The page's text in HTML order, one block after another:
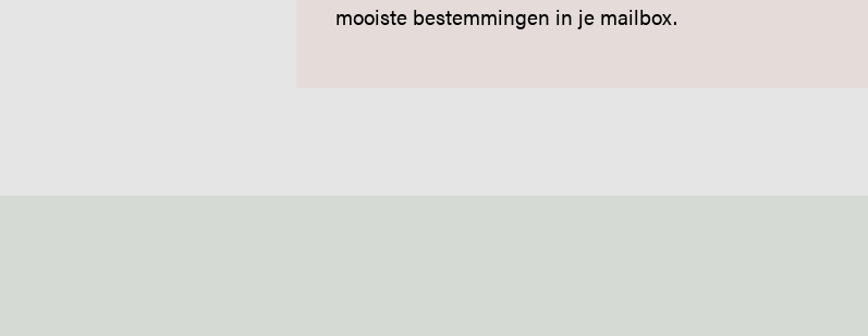
mooiste bestemmingen in je mailbox.